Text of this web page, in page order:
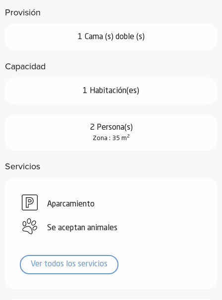
Provisión
1 Cama (s) doble (s)
Capacidad
1 Habitación(es)
2 Persona(s)
Zona : 35 m 2
Servicios
Aparcamiento
Se aceptan animales
Ver todos los servicios